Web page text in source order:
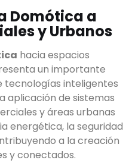
Domótica a
y Urbanos
hacia espacios
un importante
tecnologías inteligentes
aplicación de sistemas
y áreas urbanas
energética, la seguridad
a la creación
y conectados.